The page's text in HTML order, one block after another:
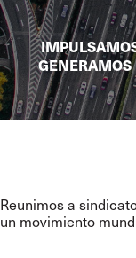
Reunimos a
un movimiento